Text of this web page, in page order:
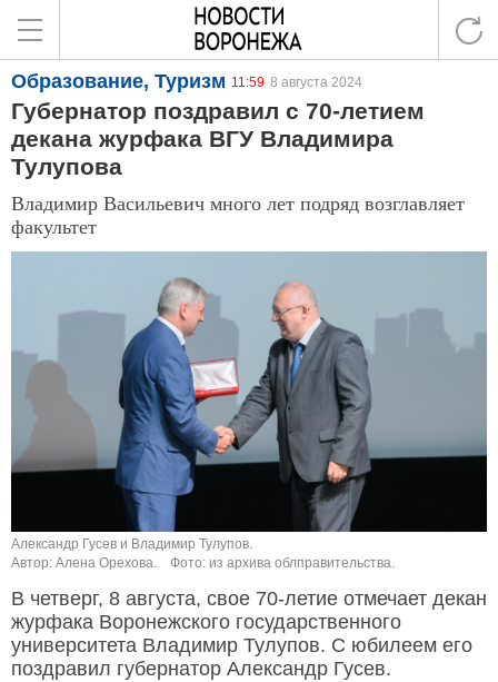
Образование, Туризм 11:59 8 августа 2024
Губернатор поздравил с 70-летием
декана журфака ВГУ Владимира
Тулупова
Владимир Васильевич много лет подряд возглавляет
факультет
Александр Гусев и Владимир Тулупов.
Автор: Алена Орехова.
Фото: из архива облправительства.
В четверг, 8 августа, свое 70-летие отмечает декан
журфака Воронежского государственного
университета Владимир Тулупов. С юбилеем его
поздравил губернатор Александр Гусев.